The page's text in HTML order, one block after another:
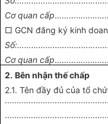
Cơ quan cấp
□ GCN đăng ký
Cơ quan cấp
2. Bên nhận thế chấp
2.1. Tên đầy đủ của tổ